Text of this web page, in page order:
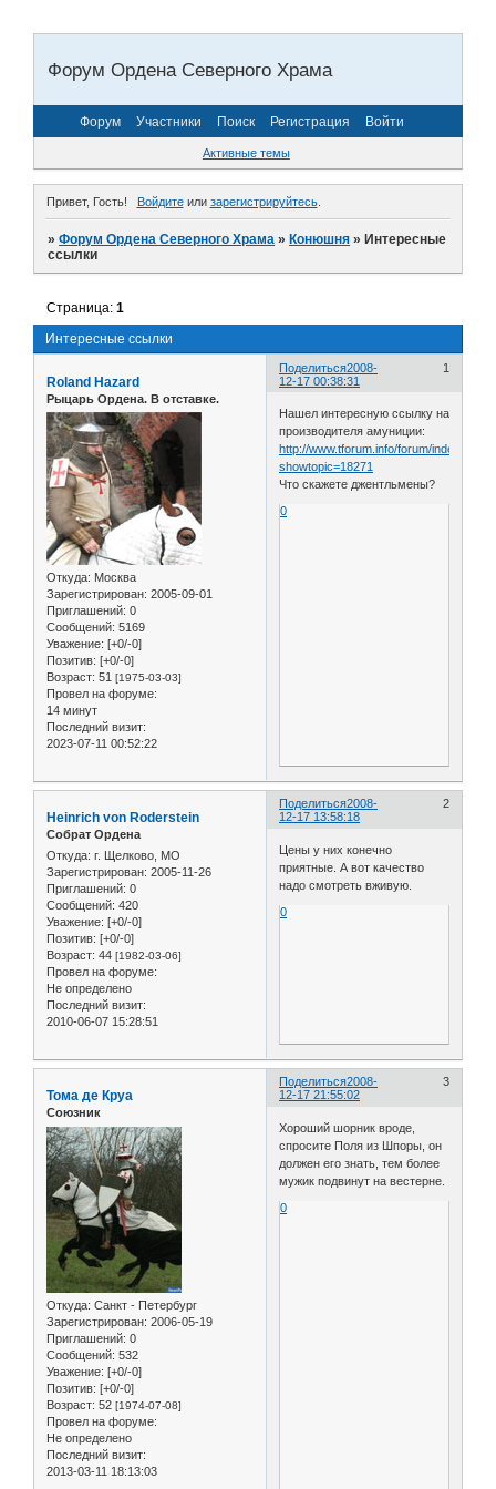
Форум Ордена Северного Храма
Форум Участники Поиск Регистрация Войти
Активные темы
Привет, Гость! Войдитеили зарегистрируйтесь.
»Форум Ордена Северного Храма »Конюшня »Интересные
ссылки
Интересные ссылки
Страница:1
Поделиться 1
2008-
12-17 00:38:31
Roland Hazard
Рыцарь Ордена. В отставке.
Откуда: Москва
Зарегистрирован: 2005-09-01
Приглашений: 0
Сообщений: 5169
Уважение: [+0/-0]
Позитив: [+0/-0]
Возраст: 51 [1975-03-03]
Провел на форуме:
14 минут
Последний визит:
2023-07-11 00:52:22
Нашел интересную ссылку на
производителя амуниции:
http://www.tforum.info/forum/index.php?
showtopic=18271
Что скажете джентльмены?
0
Поделиться 2
2008-
12-17 13:58:18
Heinrich von Roderstein
Собрат Ордена
Откуда: г. Щелково, МО
Зарегистрирован: 2005-11-26
Приглашений: 0
Сообщений: 420
Уважение: [+0/-0]
Позитив: [+0/-0]
Возраст: 44 [1982-03-06]
Провел на форуме:
Не определено
Последний визит:
2010-06-07 15:28:51
Цены у них конечно
приятные. А вот качество
надо смотреть вживую.
0
Поделиться 3
2008-
12-17 21:55:02
Тома де Круа
Союзник
Откуда: Санкт - Петербург
Зарегистрирован: 2006-05-19
Приглашений: 0
Сообщений: 532
Уважение: [+0/-0]
Позитив: [+0/-0]
Возраст: 52 [1974-07-08]
Провел на форуме:
Не определено
Последний визит:
2013-03-11 18:13:03
Хороший шорник вроде,
спросите Поля из Шпоры, он
должен его знать, тем более
мужик подвинут на вестерне.
0